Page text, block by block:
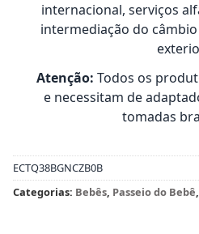
internacional, serviços
intermediação do
Atenção: Todos os
e necessitam de
tomadas
ECTQ38BGNCZB0B
Categorias: Bebês, Passeio do Bebê,